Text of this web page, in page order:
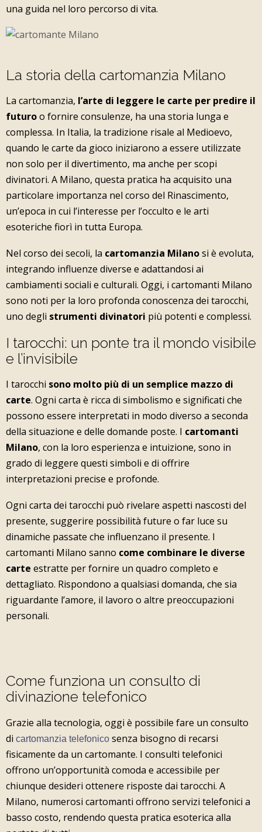
una guida nel loro percorso di vita.
La storia della cartomanzia Milano
La cartomanzia, l’arte di leggere le carte per predire il
futuroo fornire consulenze, ha una storia lunga e
complessa. In Italia, la tradizione risale al Medioevo,
quando le carte da gioco iniziarono a essere utilizzate
non solo per il divertimento, ma anche per scopi
divinatori. A Milano, questa pratica ha acquisito una
particolare importanza nel corso del Rinascimento,
un’epoca in cui l’interesse per l’occulto e le arti
esoteriche fiorì in tutta Europa.
Nel corso dei secoli, la cartomanzia Milanosi è evoluta,
integrando influenze diverse e adattandosi ai
cambiamenti sociali e culturali. Oggi, i cartomanti Milano
sono noti per la loro profonda conoscenza dei tarocchi,
uno degli strumenti divinatori più potenti e complessi.
I tarocchi: un ponte tra il mondo visibile
e l’invisibile
I tarocchi sono molto più di un semplice mazzo di
carte. Ogni carta è ricca di simbolismo e significati che
possono essere interpretati in modo diverso a seconda
della situazione e delle domande poste. I cartomanti
Milano, con la loro esperienza e intuizione, sono in
grado di leggere questi simboli e di offrire
interpretazioni precise e profonde.
Ogni carta dei tarocchi può rivelare aspetti nascosti del
presente, suggerire possibilità future o far luce su
dinamiche passate che influenzano il presente. I
cartomanti Milano sanno come combinare le diverse
carte estratte per fornire un quadro completo e
dettagliato. Rispondono a qualsiasi domanda, che sia
riguardante l’amore, il lavoro o altre preoccupazioni
personali.
Come funziona un consulto di
divinazione telefonico
Grazie alla tecnologia, oggi è possibile fare un consulto
di cartomanzia telefonico senza bisogno di recarsi
fisicamente da un cartomante. I consulti telefonici
offrono un’opportunità comoda e accessibile per
chiunque desideri ottenere risposte dai tarocchi. A
Milano, numerosi cartomanti offrono servizi telefonici a
basso costo, rendendo questa pratica esoterica alla